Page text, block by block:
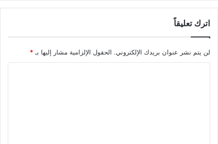
اترك تعليقاً
لن يتم نشر عنوان بريدك الإلكتروني. الحقول الإلزامية مشار إليها بـ *